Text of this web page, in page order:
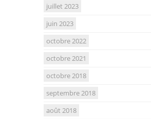
juillet 2023
juin 2023
octobre 2022
octobre 2021
octobre 2018
septembre 2018
août 2018